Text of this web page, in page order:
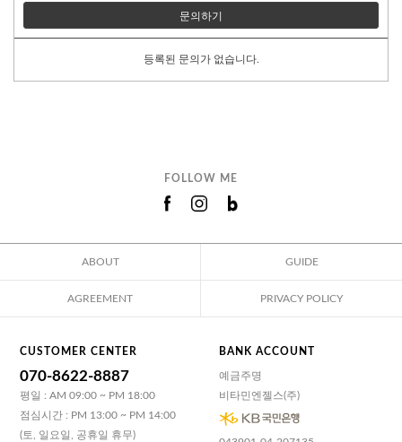
문의하기
등록된 문의가 없습니다.
FOLLOW ME
ABOUT GUIDE
AGREEMENT PRIVACY POLICY
CUSTOMER CENTER
070-8622-8887
평일 : AM 09:00 ~ PM 18:00
점심시간 : PM 13:00 ~ PM 14:00
(토, 일요일, 공휴일 휴무)
BANK ACCOUNT
예금주명
비타민엔젤스(주)